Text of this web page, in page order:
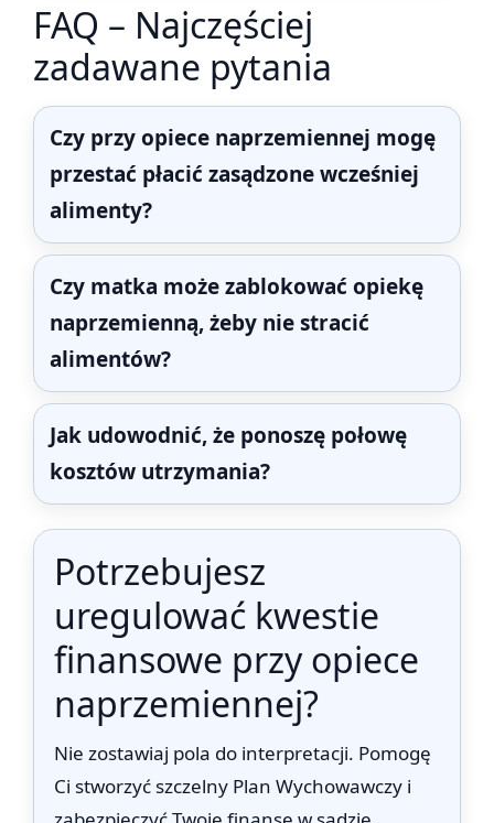
FAQ – Najczęściej
zadawane pytania
Czy przy opiece naprzemiennej mogę
przestać płacić zasądzone wcześniej
alimenty?
Czy matka może zablokować opiekę
naprzemienną, żeby nie stracić
alimentów?
Jak udowodnić, że ponoszę połowę
kosztów utrzymania?
Potrzebujesz
uregulować kwestie
finansowe przy opiece
naprzemiennej?
Nie zostawiaj pola do interpretacji. Pomogę
Ci stworzyć szczelny Plan Wychowawczy i